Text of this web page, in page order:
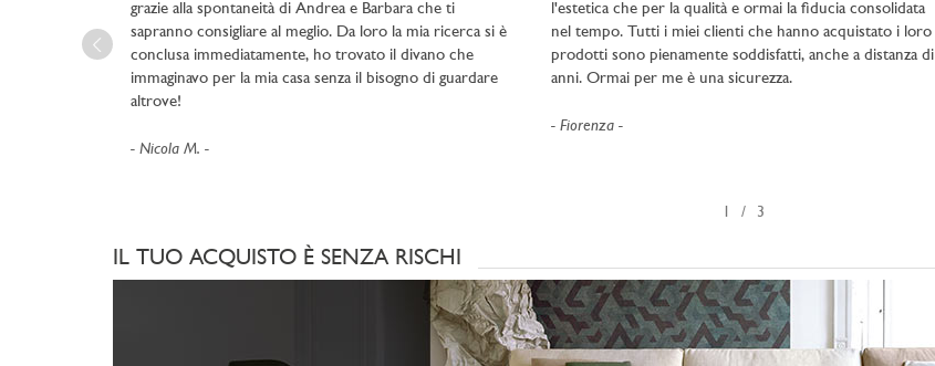
grazie alla spontaneità di Andrea e Barbara che ti
sapranno consigliare al meglio. Da loro la mia ricerca si è
conclusa immediatamente, ho trovato il divano che
immaginavo per la mia casa senza il bisogno di guardare
altrove!
Nicola M.
l'estetica che per la qualità e ormai la fiducia consolidata
nel tempo. Tutti i miei clienti che hanno acquistato i loro
prodotti sono pienamente soddisfatti, anche a distanza di
anni. Ormai per me è una sicurezza.
Fiorenza
1 3
next
IL TUO ACQUISTO È SENZA RISCHI